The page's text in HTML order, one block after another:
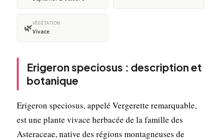
🌿VÉGÉTATION
Vivace
Erigeron speciosus : description et
botanique
Erigeron speciosus, appelé Vergerette remarquable,
est une plante vivace herbacée de la famille des
Asteraceae, native des régions montagneuses de